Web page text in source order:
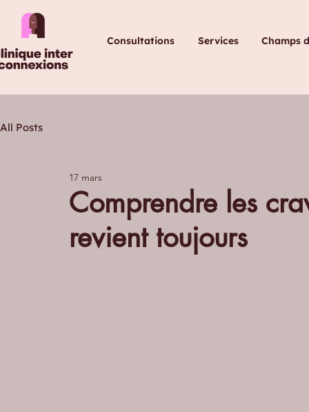
Consultations Services Champs
All Posts
Comprendre les
revient toujours
17 mars